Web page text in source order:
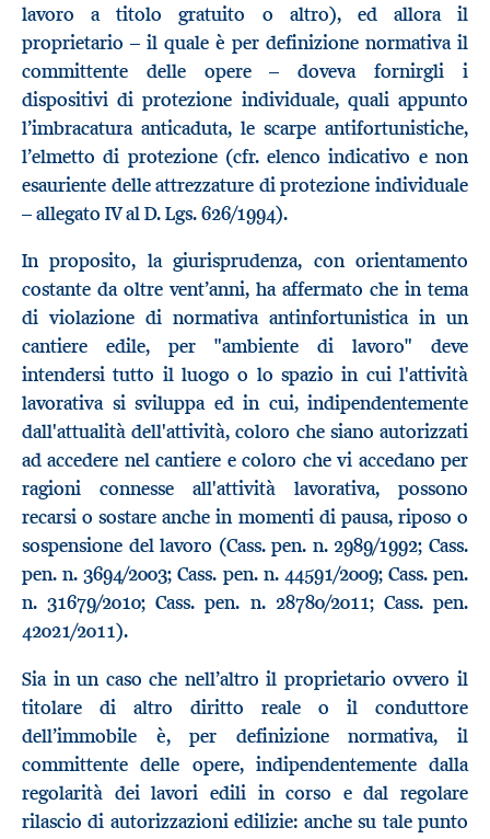
lavoro a titolo gratuito o altro), ed allora il
proprietario – il quale è per definizione normativa il
committente delle opere – doveva fornirgli i
dispositivi di protezione individuale, quali appunto
l’imbracatura anticaduta, le scarpe antifortunistiche,
l’elmetto di protezione (cfr. elenco indicativo e non
esauriente delle attrezzature di protezione individuale
– allegato IV al D. Lgs. 626/1994).
In proposito, la giurisprudenza, con orientamento
costante da oltre vent’anni, ha affermato che in tema
di violazione di normativa antinfortunistica in un
cantiere edile, per "ambiente di lavoro" deve
intendersi tutto il luogo o lo spazio in cui l'attività
lavorativa si sviluppa ed in cui, indipendentemente
dall'attualità dell'attività, coloro che siano autorizzati
ad accedere nel cantiere e coloro che vi accedano per
ragioni connesse all'attività lavorativa, possono
recarsi o sostare anche in momenti di pausa, riposo o
sospensione del lavoro (Cass. pen. n. 2989/1992; Cass.
pen. n. 3694/2003; Cass. pen. n. 44591/2009; Cass. pen.
n. 31679/2010; Cass. pen. n. 28780/2011; Cass. pen.
42021/2011).
Sia in un caso che nell’altro il proprietario ovvero il
titolare di altro diritto reale o il conduttore
dell’immobile è, per definizione normativa, il
committente delle opere, indipendentemente dalla
regolarità dei lavori edili in corso e dal regolare
rilascio di autorizzazioni edilizie: anche su tale punto